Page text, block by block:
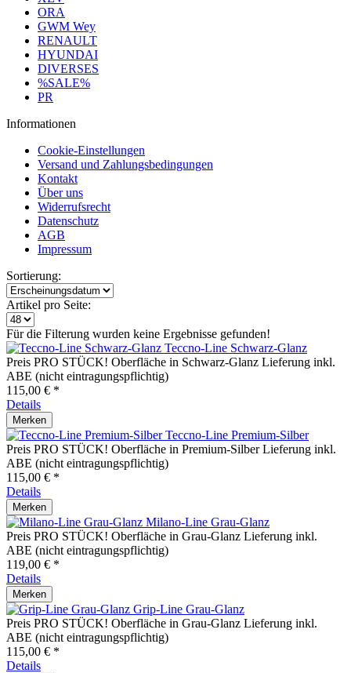
ORA
GWM Wey
RENAULT
HYUNDAI
DIVERSES
%SALE%
PR
Informationen
Cookie-Einstellungen
Versand und Zahlungsbedingungen
Kontakt
Über uns
Widerrufsrecht
Datenschutz
AGB
Impressum
Sortierung:
Artikel pro Seite:
Für die Filterung wurden keine Ergebnisse gefunden!
Teccno-Line Schwarz-Glanz
Preis PRO STÜCK! Oberfläche in Schwarz-Glanz Lieferung inkl.
ABE (nicht eintragungspflichtig)
115,00 € *
Details
Merken
Teccno-Line Premium-Silber
Preis PRO STÜCK! Oberfläche in Premium-Silber Lieferung inkl.
ABE (nicht eintragungspflichtig)
115,00 € *
Details
Merken
Milano-Line Grau-Glanz
Preis PRO STÜCK! Oberfläche in Grau-Glanz Lieferung inkl.
ABE (nicht eintragungspflichtig)
119,00 € *
Details
Merken
Grip-Line Grau-Glanz
Preis PRO STÜCK! Oberfläche in Grau-Glanz Lieferung inkl.
ABE (nicht eintragungspflichtig)
115,00 € *
Details